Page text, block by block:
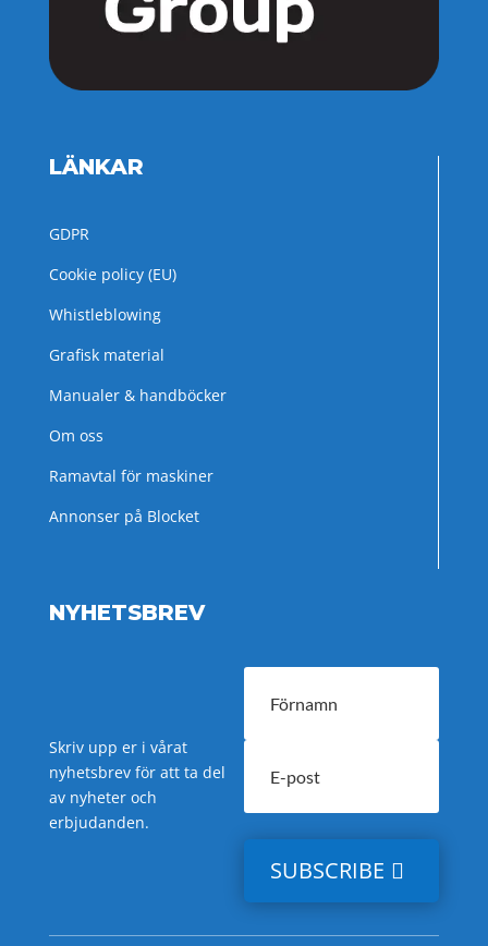
LÄNKAR
GDPR
Cookie policy (EU)
Whistleblowing
Grafisk material
Manualer & handböcker
Om oss
Ramavtal för maskiner
Annonser på Blocket
NYHETSBREV
Skriv upp er i vårat
nyhetsbrev för att ta del
av nyheter och
erbjudanden.
SUBSCRIBE